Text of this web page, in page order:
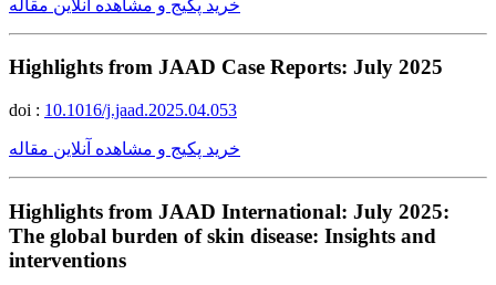
خرید پکیج و مشاهده آنلاین مقاله
Highlights from JAAD Case Reports: July 2025
doi : 10.1016/j.jaad.2025.04.053
خرید پکیج و مشاهده آنلاین مقاله
Highlights from JAAD International: July 2025:
The global burden of skin disease: Insights and
interventions